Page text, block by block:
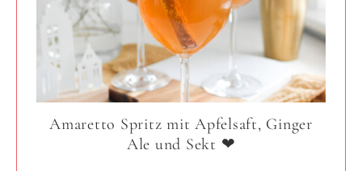
Amaretto Spritz mit Apfelsaft, Ginger
Ale und Sekt ❤